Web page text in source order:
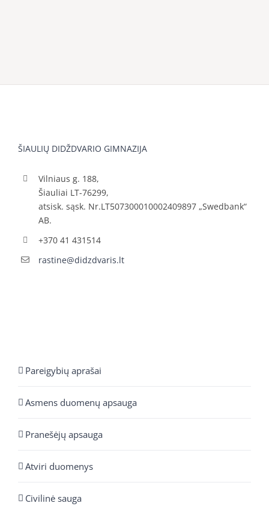
ŠIAULIŲ DIDŽDVARIO GIMNAZIJA
Vilniaus g. 188,
Šiauliai LT-76299,
atsisk. sąsk. Nr.LT507300010002409897 „Swedbank“
AB.
+370 41 431514
rastine@didzdvaris.lt
Pareigybių aprašai
Asmens duomenų apsauga
Pranešėjų apsauga
Atviri duomenys
Civilinė sauga